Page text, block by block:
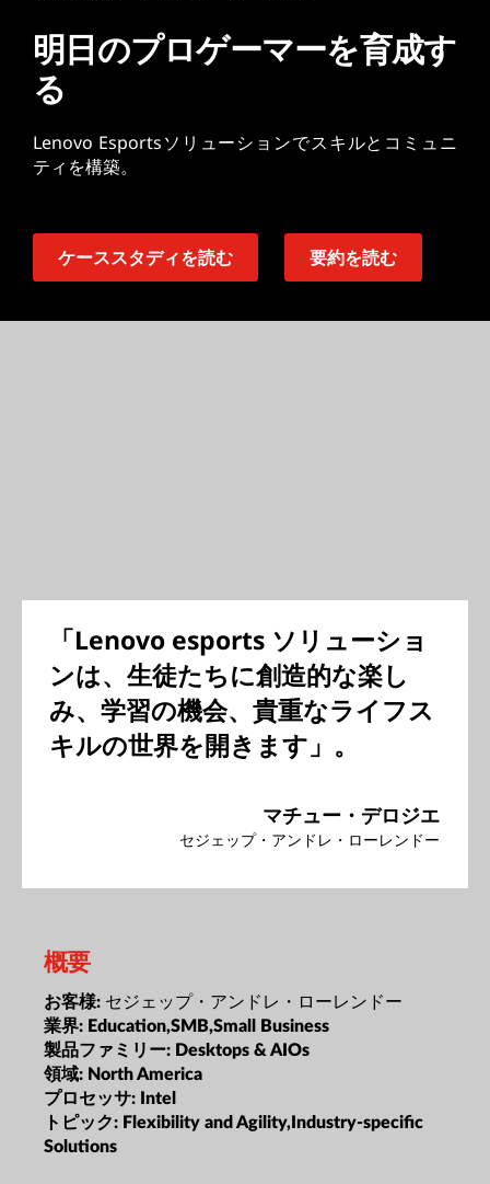
明日のプロゲーマーを育成す
る
Lenovo Esportsソリューションでスキルとコミュニ
ティを構築。
ケーススタディを読む 要約を読む
「Lenovo esports ソリューショ
ンは、生徒たちに創造的な楽し
み、学習の機会、貴重なライフス
キルの世界を開きます」。
マチュー・デロジエ
セジェップ・アンドレ・ローレンドー
概要
お客様: セジェップ・アンドレ・ローレンドー
業界: Education,SMB,Small Business
製品ファミリー: Desktops & AIOs
領域: North America
プロセッサ: Intel
トピック: Flexibility and Agility,Industry-specific
Solutions